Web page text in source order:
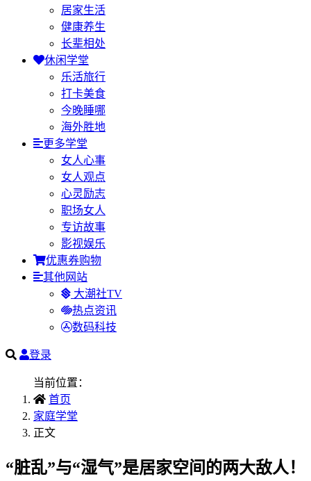
居家生活
健康养生
长辈相处
休闲学堂
乐活旅行
打卡美食
今晚睡哪
海外胜地
更多学堂
女人心事
女人观点
心灵励志
职场女人
专访故事
影视娱乐
优惠券购物
其他网站
大潮社TV
热点资讯
数码科技
登录
当前位置：
首页
家庭学堂
正文
“脏乱”与“湿气”是居家空间的两大敌人！